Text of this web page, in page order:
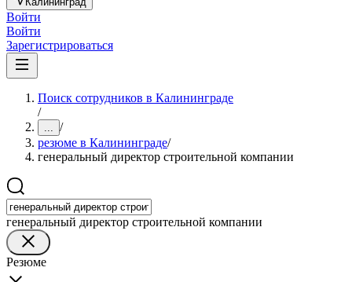
Войти
Войти
Зарегистрироваться
Поиск сотрудников в Калининграде
/
... /
резюме в Калининграде/
генеральный директор строительной компании
генеральный директор строительной компании
Резюме